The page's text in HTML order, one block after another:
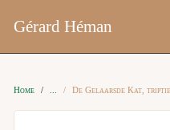
Gérard Héman
Home De Gelaarsde Kat,